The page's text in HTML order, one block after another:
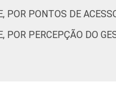
acesse https://
utilizado Internet nos
Dados coletados
POR PONTOS DE
POR PERCEPÇÃO DO